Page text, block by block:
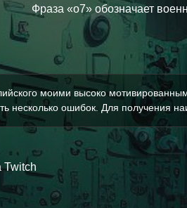
Фраза «o7» обозначает
моими высоко
несколько ошибок. Для получения
Twitch